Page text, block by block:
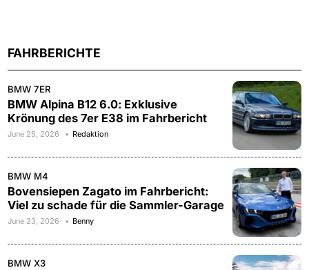
FAHRBERICHTE
BMW 7ER
BMW Alpina B12 6.0: Exklusive
Krönung des 7er E38 im Fahrbericht
June 25, 2026 Redaktion
BMW M4
Bovensiepen Zagato im Fahrbericht:
Viel zu schade für die Sammler-Garage
June 23, 2026 Benny
BMW X3